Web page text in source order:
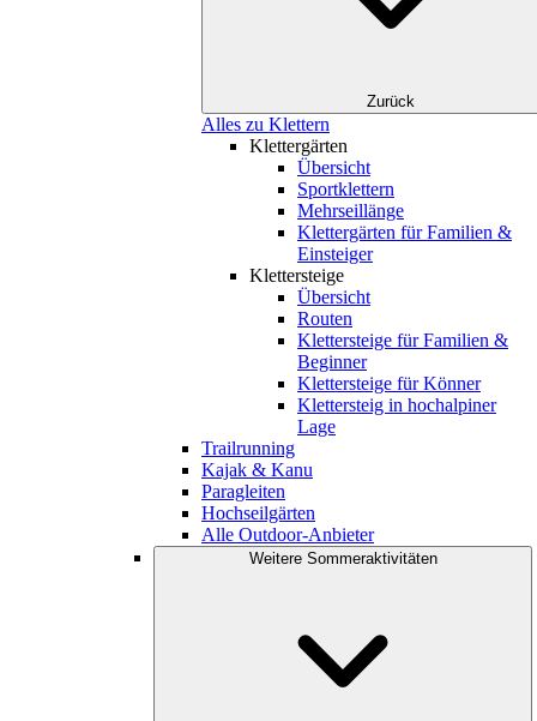
Zurück
Alles zu Klettern
Klettergärten
Übersicht
Sportklettern
Mehrseillänge
Klettergärten für Familien &
Einsteiger
Klettersteige
Übersicht
Routen
Klettersteige für Familien &
Beginner
Klettersteige für Könner
Klettersteig in hochalpiner
Lage
Trailrunning
Kajak & Kanu
Paragleiten
Hochseilgärten
Alle Outdoor-Anbieter
Weitere Sommeraktivitäten